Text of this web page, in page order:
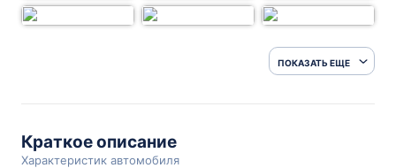
ПОКАЗАТЬ ЕЩЕ
Краткое описание
Характеристик автомобиля